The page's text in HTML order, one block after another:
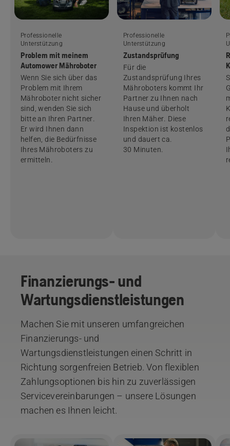
Professionelle
Unterstützung
Problem mit meinem
Automower Mähroboter
Wenn Sie sich über das
Problem mit Ihrem
Mähroboter nicht sicher
sind, wenden Sie sich
bitte an Ihren Partner.
Er wird Ihnen dann
helfen, die Bedürfnisse
Ihres Mähroboters zu
ermitteln.
Professionelle
Unterstützung
Zustandsprüfung
Für die
Zustandsprüfung Ihres
Mähroboters kommt Ihr
Partner zu Ihnen nach
Hause und überholt
Ihren Mäher. Diese
Inspektion ist kostenlos
und dauert ca.
30 Minuten.
Finanzierungs- und
Wartungsdienstleistungen
Machen Sie mit unseren umfangreichen
Finanzierungs- und
Wartungsdienstleistungen einen Schritt in
Richtung sorgenfreien Betrieb. Von flexiblen
Zahlungsoptionen bis hin zu zuverlässigen
Servicevereinbarungen – unsere Lösungen
machen es Ihnen leicht.